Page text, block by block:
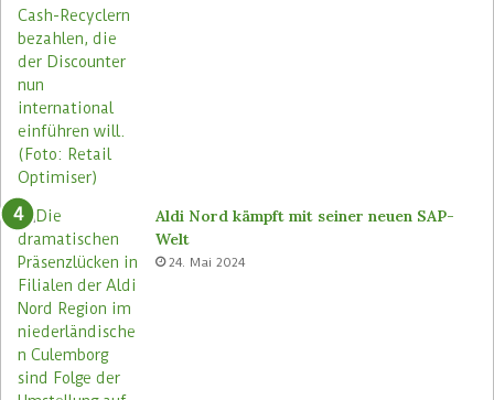
Aldi Nord kämpft mit seiner neuen SAP-
Welt
24. Mai 2024